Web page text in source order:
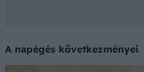
A napégés következményei